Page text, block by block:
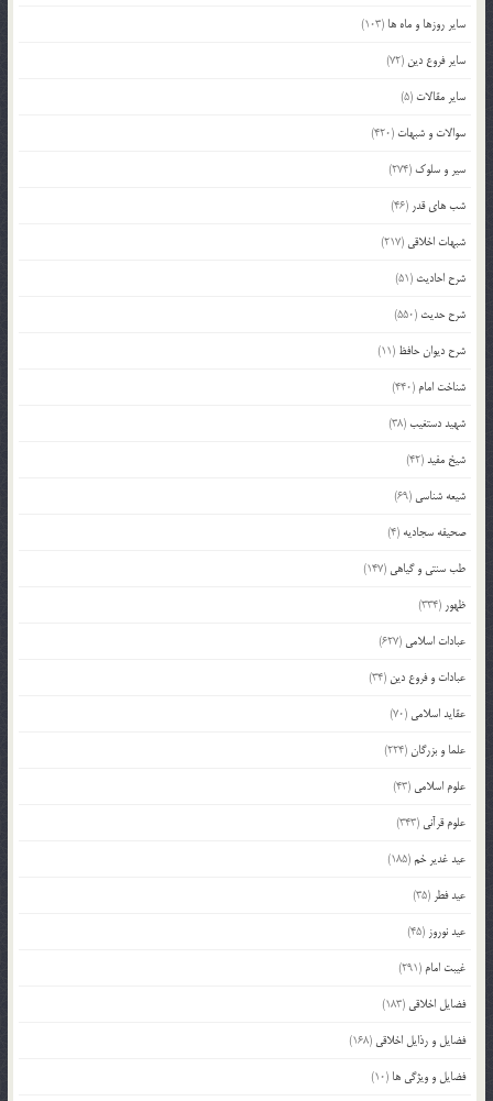
سایر روزها و ماه ها (103)
سایر فروع دین (72)
سایر مقالات (5)
سوالات و شبهات (420)
سیر و سلوک (274)
شب های قدر (46)
شبهات اخلاقی (217)
شرح احادیث (51)
شرح حدیث (550)
شرح دیوان حافظ (11)
شناخت امام (440)
شهید دستغیب(38)
شیخ مفید(42)
شیعه شناسی (69)
صحیفه سجادیه (4)
طب سنتی و گیاهی (147)
ظهور (334)
عبادات اسلامی (627)
عبادات و فروع دین (34)
عقاید اسلامی (70)
علما و بزرگان(224)
علوم اسلامی (43)
علوم قرآنی (343)
عید غدیر خم(185)
عید فطر (35)
عید نوروز (45)
غیبت امام (291)
فضایل اخلاقی (183)
فضایل و رذایل اخلاقی (168)
فضایل و ویژگی ها (10)